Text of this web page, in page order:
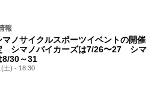
報
マノサイクルスポーツイベントの開催
シマノバイカーズは7/26〜27 シマ
8/30～31
土) - 18:30